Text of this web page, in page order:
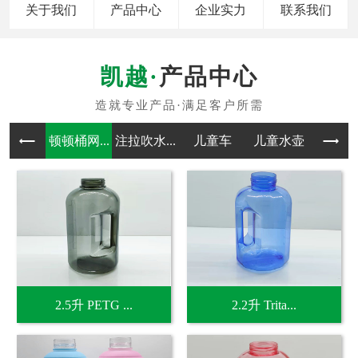
关于我们 产品中心 企业实力 联系我们
产品中心
顿顿桶网... 注拉吹水... 儿童车 儿童水壶 吹塑
2.5升 PETG ... 2.2升 Trita...